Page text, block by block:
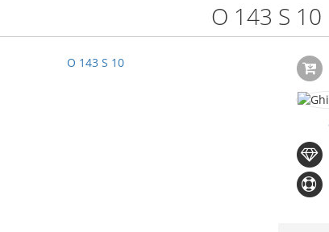
O 143 S 10